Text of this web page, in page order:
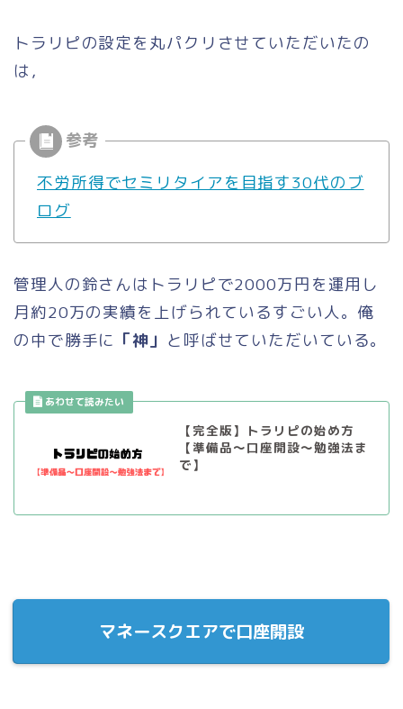
トラリピの設定を丸パクリさせていただいたの
は，
不労所得でセミリタイアを目指す30代のブ
ログ
管理人の鈴さんはトラリピで2000万円を運用し
月約20万の実績を上げられているすごい人。俺
の中で勝手に 「神」 と呼ばせていただいている。
【完全版】トラリピの始め方
【準備品〜口座開設〜勉強法ま
で】
マネースクエアで口座開設